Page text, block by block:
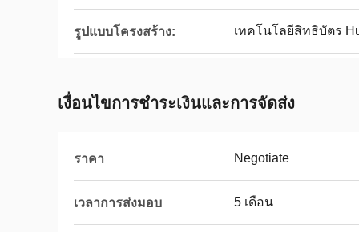
รูปแบบโครงสร้าง: เทคโนโลยีสิทธิบัตร
เงื่อนไขการชําระเงินและการจัดส่ง
ราคา Negotiate
เวลาการส่งมอบ 5 เดือน